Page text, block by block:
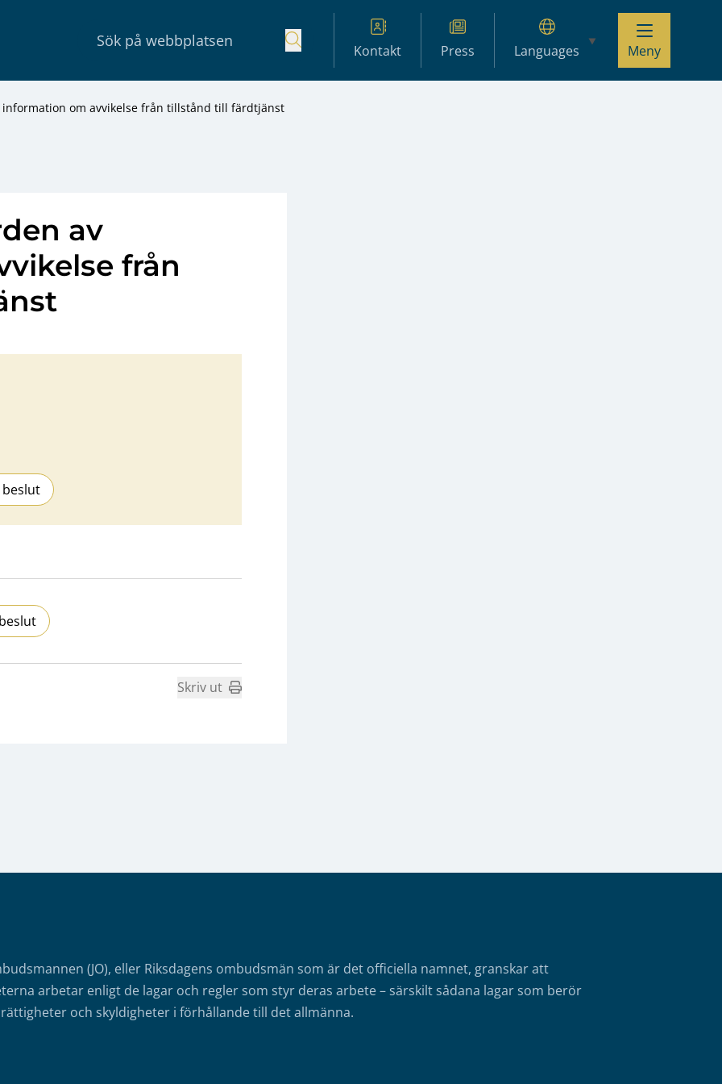
Kontakt Press Languages Meny
information om avvikelse från tillstånd till färdtjänst
av
från
beslut
Skriv ut
(JO), eller Riksdagens ombudsmän som är det officiella namnet, granskar att
arbetar enligt de lagar och regler som styr deras arbete – särskilt sådana lagar som berör
och skyldigheter i förhållande till det allmänna.